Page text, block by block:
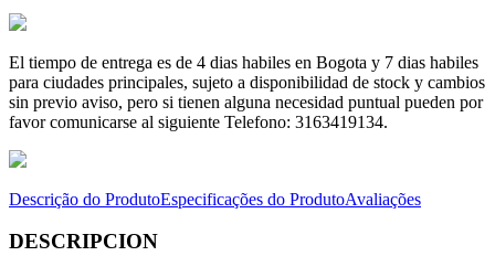
El tiempo de entrega es de 4 dias habiles en Bogota y 7 dias habiles
para ciudades principales, sujeto a disponibilidad de stock y cambios
sin previo aviso, pero si tienen alguna necesidad puntual pueden por
favor comunicarse al siguiente Telefono: 3163419134.
Descrição do ProdutoEspecificações do ProdutoAvaliações
DESCRIPCION